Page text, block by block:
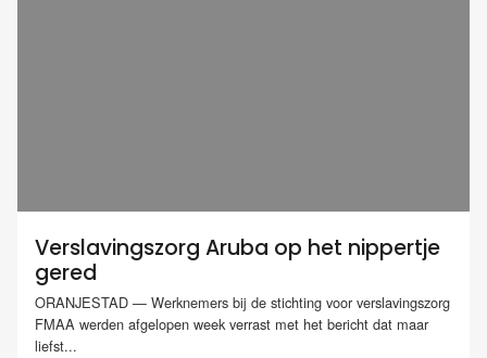
Verslavingszorg Aruba op het nippertje
gered
ORANJESTAD — Werknemers bij de stichting voor verslavingszorg
FMAA werden afgelopen week verrast met het bericht dat maar
liefst...